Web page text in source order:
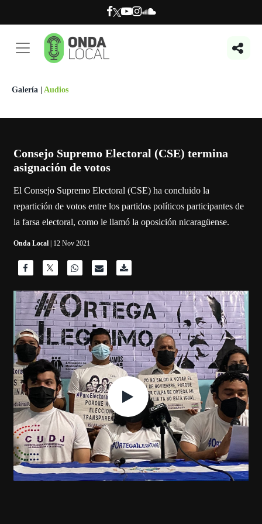
Galería Audios
Consejo Supremo Electoral (CSE) termina
asignación de votos
El Consejo Supremo Electoral (CSE) ha concluido la
repartición de votos entre los partidos políticos participantes de
la farsa electoral, como le llamó la oposición nicaragüense.
Onda Local | 12 Nov 2021